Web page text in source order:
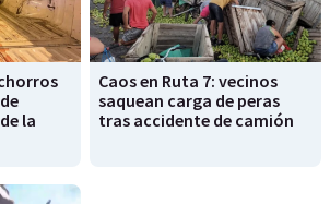
la
Caos en Ruta 7: vecinos
saquean carga de peras
tras accidente de camión